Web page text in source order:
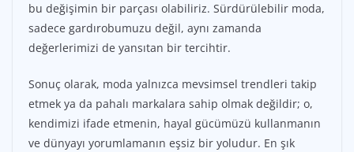
bu değişimin bir parçası olabiliriz. Sürdürülebilir moda,
sadece gardırobumuzu değil, aynı zamanda
değerlerimizi de yansıtan bir tercihtir.
Sonuç olarak, moda yalnızca mevsimsel trendleri takip
etmek ya da pahalı markalara sahip olmak değildir; o,
kendimizi ifade etmenin, hayal gücümüzü kullanmanın
ve dünyayı yorumlamanın eşsiz bir yoludur. En şık